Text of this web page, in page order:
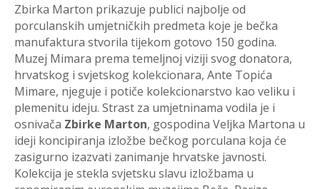
Zbirka Marton prikazuje publici najbolje od
porculanskih umjetničkih predmeta koje je bečka
manufaktura stvorila tijekom gotovo 150 godina.
Muzej Mimara prema temeljnoj viziji svog donatora,
hrvatskog i svjetskog kolekcionara, Ante Topića
Mimare, njeguje i potiče kolekcionarstvo kao veliku i
plemenitu ideju. Strast za umjetninama vodila je i
osnivača Zbirke Marton, gospodina Veljka Martona u
ideji koncipiranja izložbe bečkog porculana koja će
zasigurno izazvati zanimanje hrvatske javnosti.
Kolekcija je stekla svjetsku slavu izložbama u